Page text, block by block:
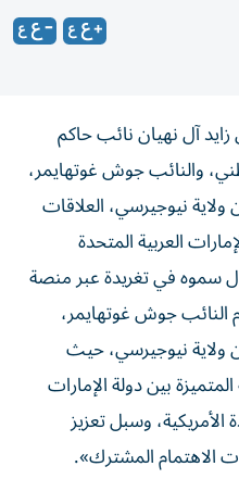
آل نهيان نائب حاكم
والنائب جوش غوتهايمر،
نيوجيرسي، العلاقات
العربية المتحدة
سموه في تغريدة عبر منصة
جوش غوتهايمر،
نيوجيرسي، حيث
بين دولة الإمارات
الأمريكية، وسبل تعزيز
الاهتمام المشترك».